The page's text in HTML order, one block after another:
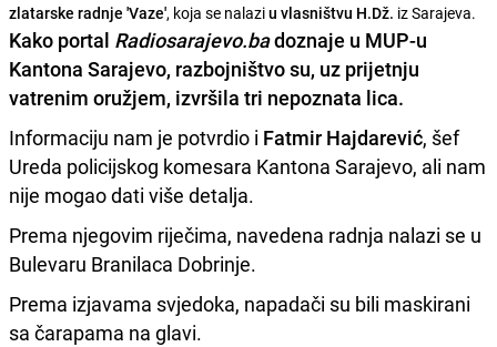
zlatarske radnje 'Vaze', koja se nalaziu vlasništvu H.Dž. iz Sarajeva.
Kako portal Radiosarajevo.badoznaje u MUP-u
Kantona Sarajevo, razbojništvo su, uz prijetnju
vatrenim oružjem, izvršila tri nepoznata lica.
Informaciju nam je potvrdio i Fatmir Hajdarević, šef
Ureda policijskog komesara Kantona Sarajevo, ali nam
nije mogao dati više detalja.
Prema njegovim riječima, navedena radnja nalazi se u
Bulevaru Branilaca Dobrinje.
Prema izjavama svjedoka, napadači su bili maskirani
sa čarapama na glavi.